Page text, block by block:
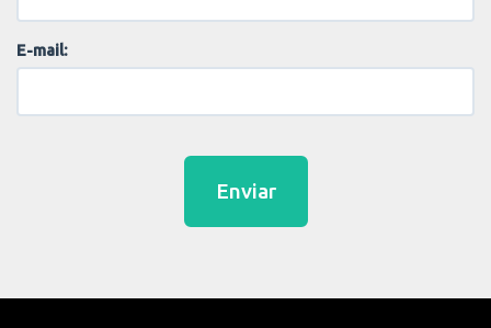
E-mail:
Enviar